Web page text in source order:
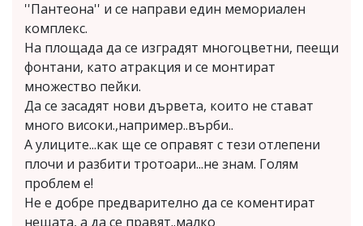
''Пантеона'' и се направи един мемориален
комплекс.
На площада да се изградят многоцветни, пеещи
фонтани, като атракция и се монтират
множество пейки.
Да се засадят нови дървета, които не стават
много високи.,например..върби..
А улиците...как ще се оправят с тези отлепени
плочи и разбити тротоари...не знам. Голям
проблем е!
Не е добре предварително да се коментират
нещата, а да се правят..малко